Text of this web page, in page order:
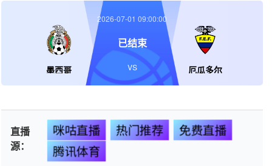
墨西哥 厄瓜多尔
2026-07-01 09:00:00
已结束
VS
直播
源：
咪咕直播 热门推荐
免费直播
腾讯体育